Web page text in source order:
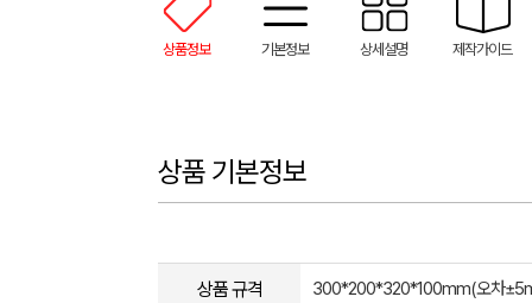
상품정보 기본정보 상세설명 제작가이드
상품 기본정보
상품 규격 300*200*320*100mm(오차